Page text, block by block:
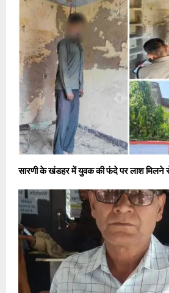
सारणी के खंडहर में युवक की फंदे पर लाश मिलने